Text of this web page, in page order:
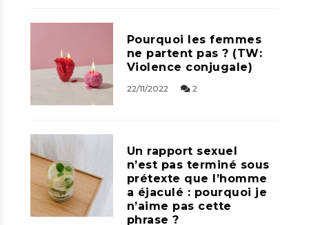
Pourquoi les femmes
ne partent pas ? (TW:
Violence conjugale)
22/11/2022 2
Un rapport sexuel
n’est pas terminé sous
prétexte que l’homme
a éjaculé : pourquoi je
n’aime pas cette
phrase ?